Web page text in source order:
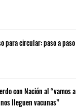
para circular: paso a paso
con Nación al “vamos a
lleguen vacunas”